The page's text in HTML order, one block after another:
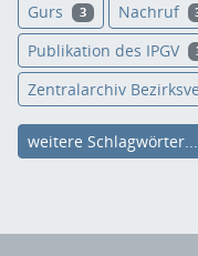
Gurs 3 Nachruf
Publikation des IPGV
Zentralarchiv
weitere Schlagwörter...